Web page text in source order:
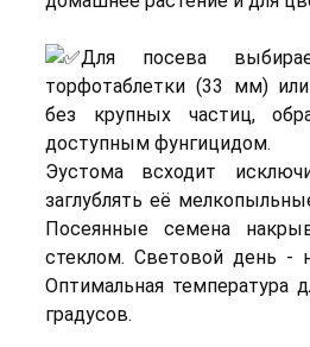
Для посева
торфотаблетки (33 мм)
без крупных частиц,
доступным фунгицидом.
Эустома всходит
заглублять её
Посеянные семена
стеклом. Световой день -
Оптимальная температура
градусов.